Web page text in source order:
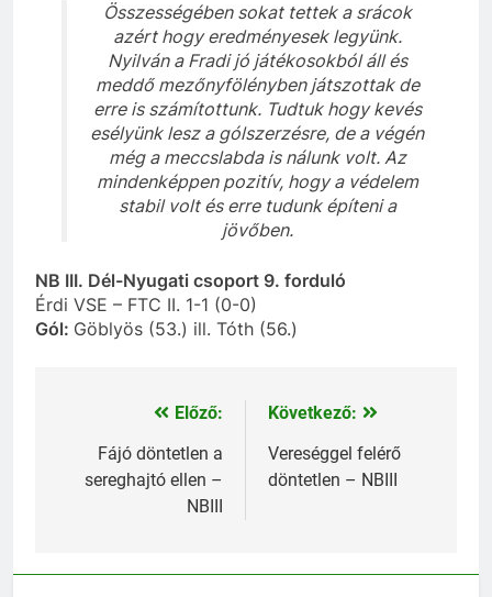
Összességében sokat tettek a srácok
azért hogy eredményesek legyünk.
Nyilván a Fradi jó játékosokból áll és
meddő mezőnyfölényben játszottak de
erre is számítottunk. Tudtuk hogy kevés
esélyünk lesz a gólszerzésre, de a végén
még a meccslabda is nálunk volt. Az
mindenképpen pozitív, hogy a védelem
stabil volt és erre tudunk építeni a
jövőben.
NB III. Dél-Nyugati csoport 9. forduló
Érdi VSE – FTC II. 1-1 (0-0)
Gól: Göblyös (53.) ill. Tóth (56.)
Bejegyzés
navigáció
Előző:
Fájó döntetlen a
sereghajtó ellen –
NBIII
Következő:
Vereséggel felérő
döntetlen – NBIII